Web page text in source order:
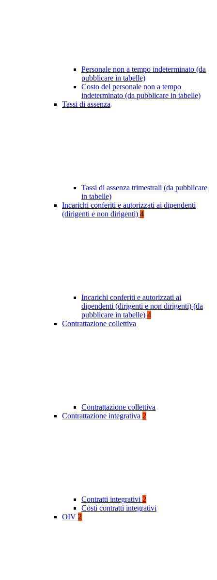
Personale non a tempo indeterminato (da
pubblicare in tabelle)
Costo del personale non a tempo
indeterminato (da pubblicare in tabelle)
Tassi di assenza
Tassi di assenza trimestrali (da pubblicare
in tabelle)
Incarichi conferiti e autorizzati ai dipendenti
(dirigenti e non dirigenti) 4
Incarichi conferiti e autorizzati ai
dipendenti (dirigenti e non dirigenti) (da
pubblicare in tabelle) 4
Contrattazione collettiva
Contrattazione collettiva
Contrattazione integrativa 2
Contratti integrativi 2
Costi contratti integrativi
OIV 2